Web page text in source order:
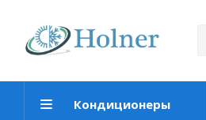
Кондиционеры